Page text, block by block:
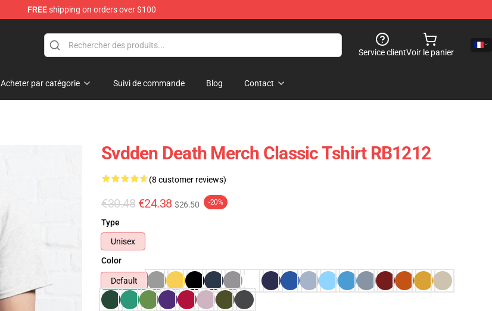
FREEshipping on orders over $100
Service clientVoir le panier
Acheter par catégorie Suivi de commande Blog Contact
Svdden Death Merch Classic Tshirt RB1212
(8 customer reviews)
€30.48 €24.38 $26.50 -20%
Type
Unisex
Color
Default